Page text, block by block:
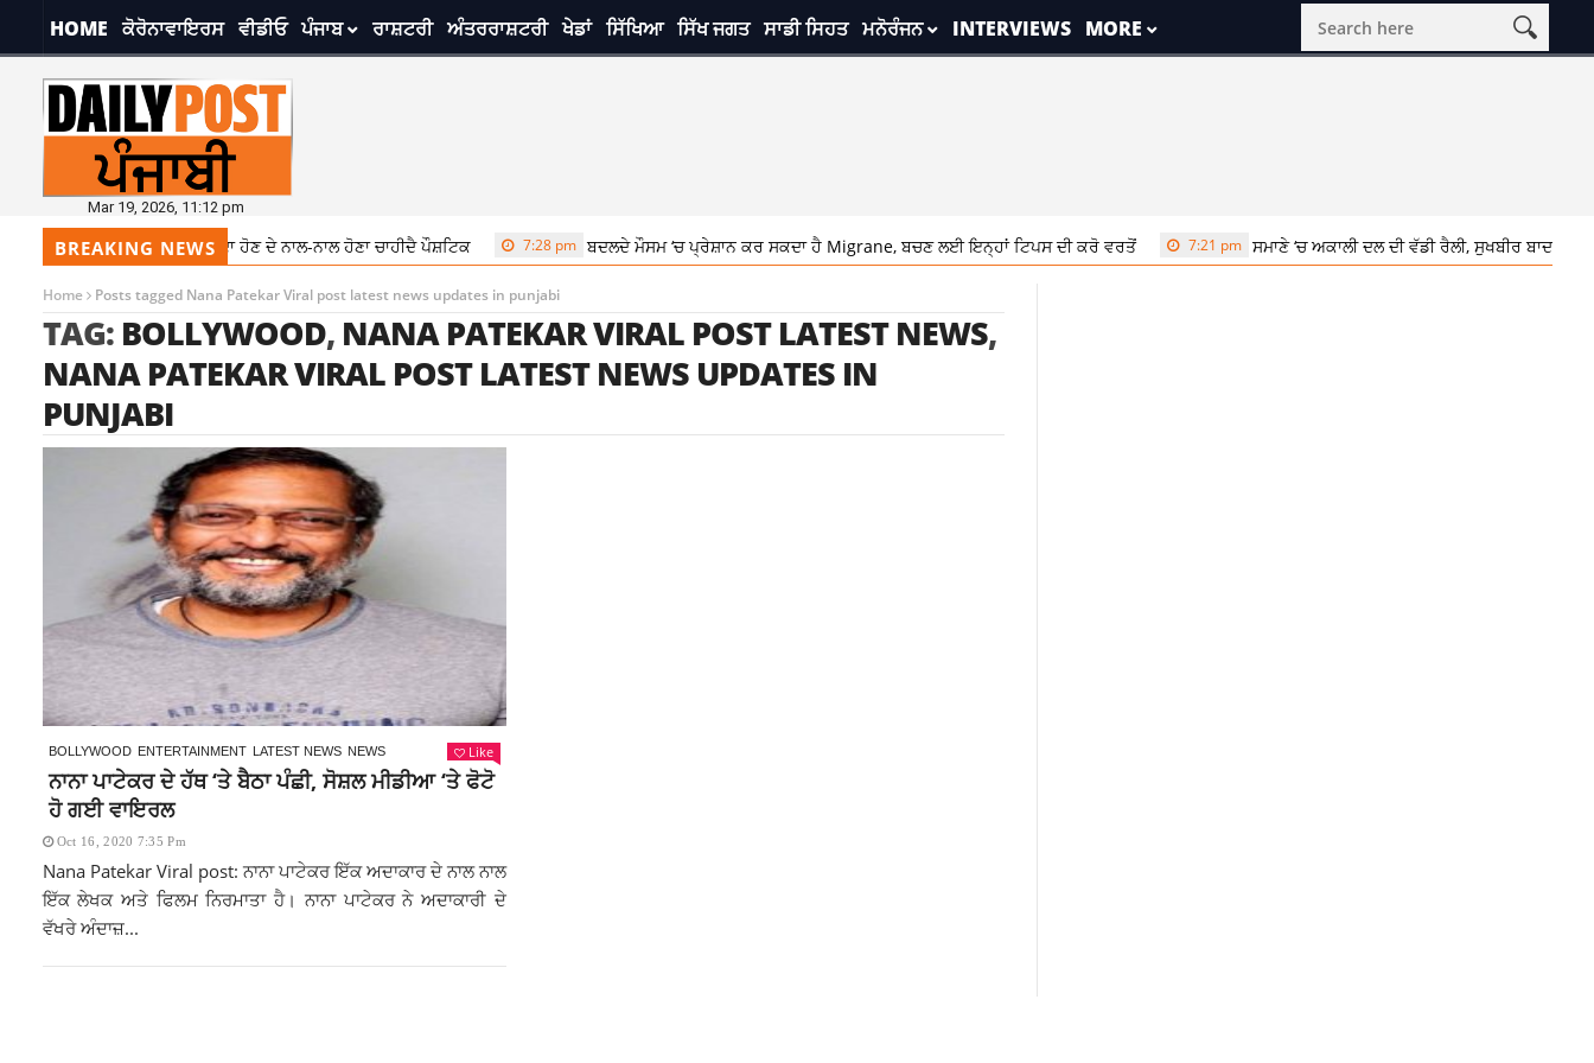
HOME ਕੋਰੋਨਾਵਾਇਰਸ ਵੀਡੀਓ ਪੰਜਾਬ ਰਾਸ਼ਟਰੀ ਅੰਤਰਰਾਸ਼ਟਰੀ ਖੇਡਾਂ ਸਿੱਖਿਆ ਸਿੱਖ ਜਗਤ ਸਾਡੀ ਸਿਹਤ ਮਨੋਰੰਜਨ INTERVIEWS MORE
Mar 19, 2026, 11:12 pm
BREAKING NEWS
ਡਾਇਟ ਦਾ ਧਿਆਨ, ਖਾਣਾ ਸਾਦਾ ਹੋਣ ਦੇ ਨਾਲ-ਨਾਲ ਹੋਣਾ ਚਾਹੀਦੈ ਪੌਸ਼ਟਿਕ 7:28 pm ਬਦਲਦੇ ਮੌਸਮ ‘ਚ ਪ੍ਰੇਸ਼ਾਨ ਕਰ ਸਕਦਾ ਹੈ Migrane, ਬਚਣ ਲਈ ਇਨ੍ਹਾਂ ਟਿਪਸ ਦੀ ਕਰੋ ਵਰਤੋਂ 7:21 pm ਸਮਾਣੇ ‘ਚ ਅਕਾਲੀ ਦਲ ਦੀ ਵੱਡੀ ਰੈਲੀ, ਸੁਖਬੀਰ ਬਾਦਲ ਨੇ
Home Posts tagged Nana Patekar Viral post latest news updates in punjabi
TAG: BOLLYWOOD, NANA PATEKAR VIRAL POST LATEST NEWS,
NANA PATEKAR VIRAL POST LATEST NEWS UPDATES IN
PUNJABI
BOLLYWOOD ENTERTAINMENT LATEST NEWS NEWS Like
ਨਾਨਾ ਪਾਟੇਕਰ ਦੇ ਹੱਥ ‘ਤੇ ਬੈਠਾ ਪੰਛੀ, ਸੋਸ਼ਲ ਮੀਡੀਆ ‘ਤੇ ਫੋਟੋ
ਹੋ ਗਈ ਵਾਇਰਲ
Oct 16, 2020 7:35 Pm
Nana Patekar Viral post: ਨਾਨਾ ਪਾਟੇਕਰ ਇੱਕ ਅਦਾਕਾਰ ਦੇ ਨਾਲ ਨਾਲ
ਇੱਕ ਲੇਖਕ ਅਤੇ ਫਿਲਮ ਨਿਰਮਾਤਾ ਹੈ। ਨਾਨਾ ਪਾਟੇਕਰ ਨੇ ਅਦਾਕਾਰੀ ਦੇ
ਵੱਖਰੇ ਅੰਦਾਜ਼...